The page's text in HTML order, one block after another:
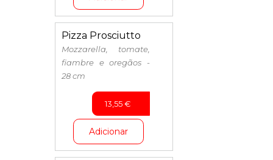
Pizza Prosciutto
Mozzarella, tomate,
fiambre e oregãos -
28 cm
13,55€
Adicionar